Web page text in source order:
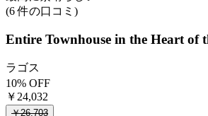
(6 件の口コミ)
Entire Townhouse in the Heart of
ラゴス
10% OFF
￥24,032
￥26,703